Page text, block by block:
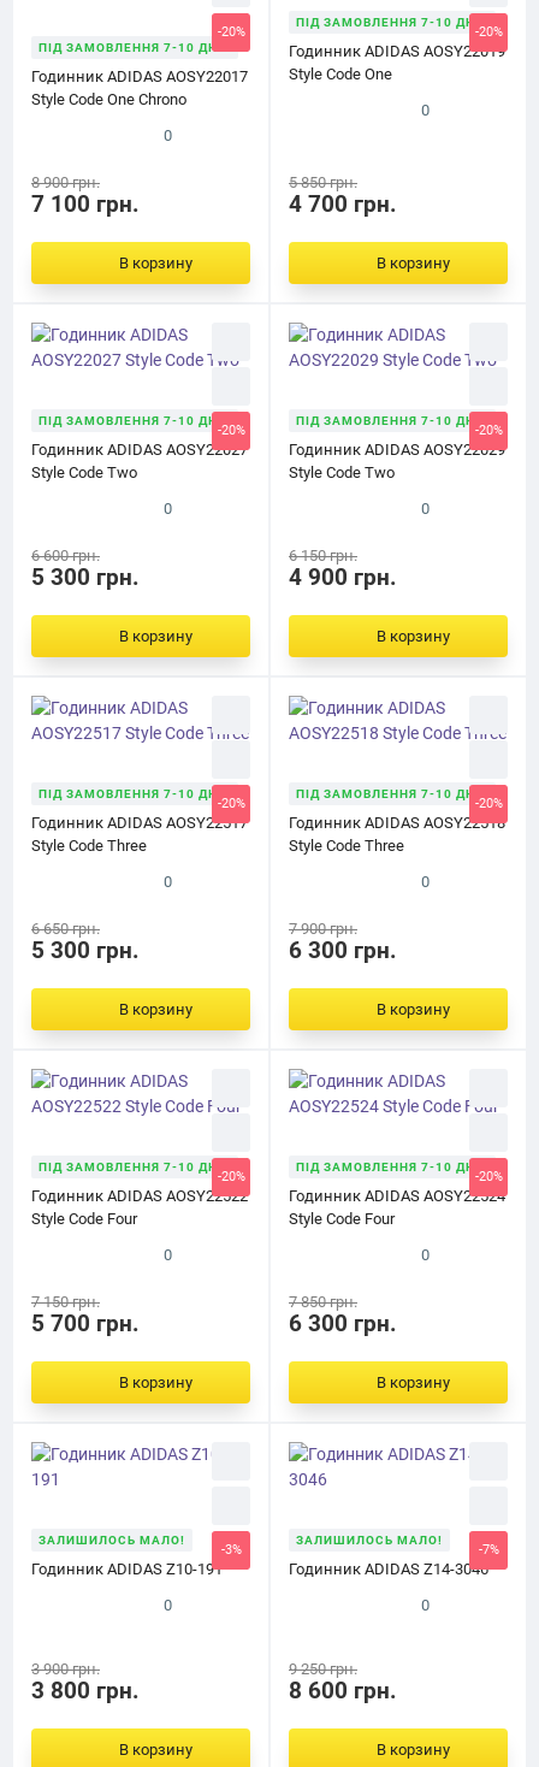
-20%
ПІД ЗАМОВЛЕННЯ 7-10 ДНІВ
Годинник ADIDAS AOSY22017
Style Code One Chrono
0
8 900 грн.
7 100 грн.
В корзину
-20%
ПІД ЗАМОВЛЕННЯ 7-10 ДНІВ
Годинник ADIDAS AOSY22019
Style Code One
0
5 850 грн.
4 700 грн.
В корзину
-20%
ПІД ЗАМОВЛЕННЯ 7-10 ДНІВ
Годинник ADIDAS AOSY22027
Style Code Two
0
6 600 грн.
5 300 грн.
В корзину
-20%
ПІД ЗАМОВЛЕННЯ 7-10 ДНІВ
Годинник ADIDAS AOSY22029
Style Code Two
0
6 150 грн.
4 900 грн.
В корзину
-20%
ПІД ЗАМОВЛЕННЯ 7-10 ДНІВ
Годинник ADIDAS AOSY22517
Style Code Three
0
6 650 грн.
5 300 грн.
В корзину
-20%
ПІД ЗАМОВЛЕННЯ 7-10 ДНІВ
Годинник ADIDAS AOSY22518
Style Code Three
0
7 900 грн.
6 300 грн.
В корзину
-20%
ПІД ЗАМОВЛЕННЯ 7-10 ДНІВ
Годинник ADIDAS AOSY22522
Style Code Four
0
7 150 грн.
5 700 грн.
В корзину
-20%
ПІД ЗАМОВЛЕННЯ 7-10 ДНІВ
Годинник ADIDAS AOSY22524
Style Code Four
0
7 850 грн.
6 300 грн.
В корзину
-3%
ЗАЛИШИЛОСЬ МАЛО!
Годинник ADIDAS Z10-191
0
3 900 грн.
3 800 грн.
В корзину
-7%
ЗАЛИШИЛОСЬ МАЛО!
Годинник ADIDAS Z14-3046
0
9 250 грн.
8 600 грн.
В корзину